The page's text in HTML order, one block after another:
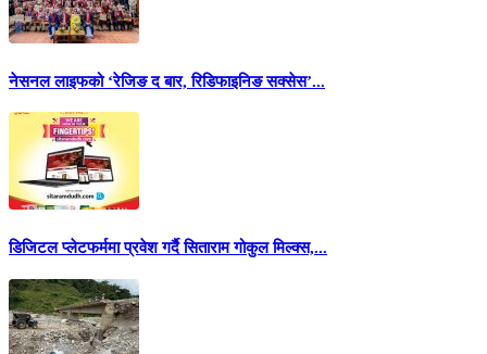
नेसनल लाइफको ‘रेजिङ द बार, रिडिफाइनिङ सक्सेस’...
डिजिटल प्लेटफर्ममा प्रवेश गर्दै सिताराम गोकुल मिल्क्स,...